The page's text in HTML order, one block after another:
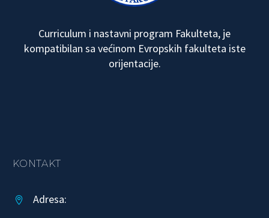
Curriculum i nastavni program Fakulteta, je
kompatibilan sa većinom Evropskih fakulteta iste
orijentacije.
KONTAKT


Adresa: